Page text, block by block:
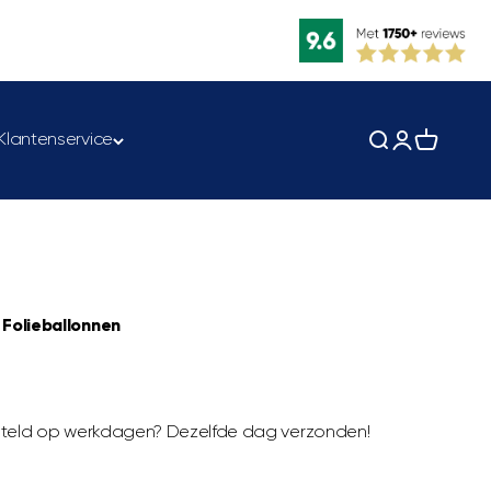
Zoeken openen
op werkdagen? Dezelfde dag verzonden!